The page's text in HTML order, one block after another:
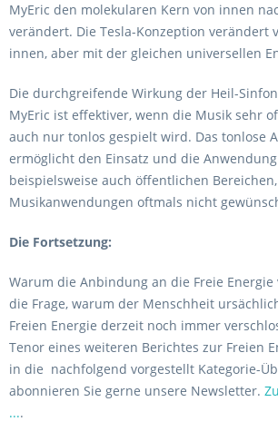
MyEric den molekularen Kern von innen
verändert. Die Tesla-Konzeption verändert
innen, aber mit der gleichen universellen
Die durchgreifende Wirkung der Heil-
MyEric ist effektiver, wenn die Musik sehr
auch nur tonlos gespielt wird. Das tonlose
ermöglicht den Einsatz und die
beispielsweise auch öffentlichen
Musikanwendungen oftmals nicht
Die Fortsetzung:
Warum die Anbindung an die Freie
die Frage, warum der Menschheit
Freien Energie derzeit noch immer
Tenor eines weiteren Berichtes zur Freien
in die nachfolgend vorgestellt Kategorie-
abonnieren Sie gerne unsere Newsletter.
....